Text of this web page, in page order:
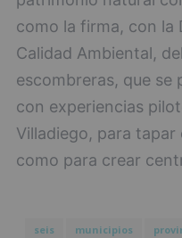
como la firma, con la
Calidad Ambiental,
escombreras, que se
con experiencias
Villadiego, para
como para crear
seis municipios